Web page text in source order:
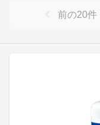
前の20件